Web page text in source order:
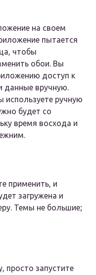
на своем
пытается
чтобы
обои. Вы
доступ к
данные вручную.
используете ручную
будет со
время восхода и
применить, и
загружена и
Темы не большие;
просто запустите